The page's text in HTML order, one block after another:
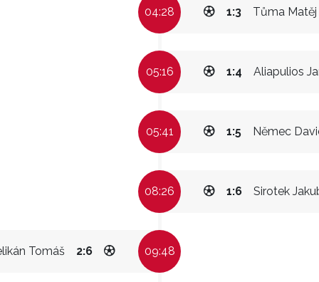
04:28 Tůma Matěj
1:3
05:16 Aliapulios
1:4
05:41 Němec
1:5
08:26 Sirotek
1:6
Tomáš 2:6 09:48